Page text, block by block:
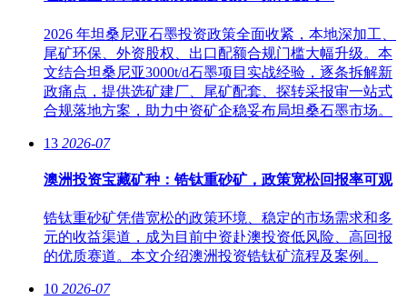
2026 年坦桑尼亚石墨投资政策全面收紧，本地深加工、
尾矿环保、外资股权、出口配额合规门槛大幅升级。本
文结合坦桑尼亚3000t/d石墨项目实战经验，逐条拆解新
政痛点，提供选矿建厂、尾矿配套、探转采报审一站式
合规落地方案，助力中资矿企稳妥布局坦桑石墨市场。
13 2026-07
澳洲投资宝藏矿种：锆钛重砂矿，政策宽松回报率可观
锆钛重砂矿凭借宽松的政策环境、稳定的市场需求和多
元的收益渠道，成为目前中资赴澳投资低风险、高回报
的优质赛道。本文介绍澳洲投资锆钛矿流程及案例。
10 2026-07